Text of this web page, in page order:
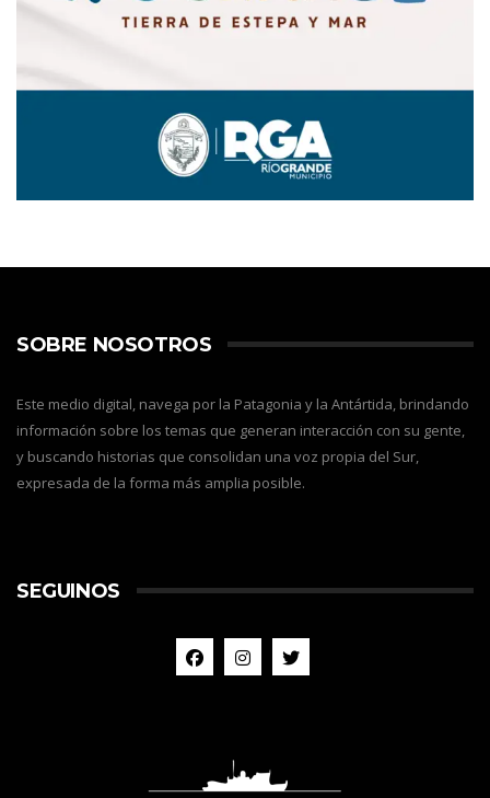
SOBRE NOSOTROS
Este medio digital, navega por la Patagonia y la Antártida, brindando
información sobre los temas que generan interacción con su gente,
y buscando historias que consolidan una voz propia del Sur,
expresada de la forma más amplia posible.
SEGUINOS